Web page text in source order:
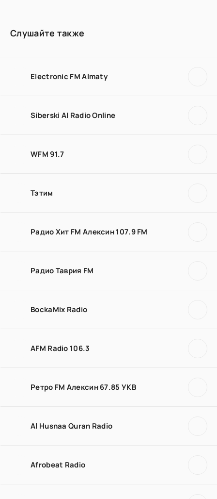
Слушайте также
Electronic FM Almaty
Siberski AI Radio Online
WFM 91.7
Тэтим
Радио Хит FM Алексин 107.9 FM
Радио Таврия FM
BockaMix Radio
AFM Radio 106.3
Ретро FM Алексин 67.85 УКВ
Al Husnaa Quran Radio
Afrobeat Radio